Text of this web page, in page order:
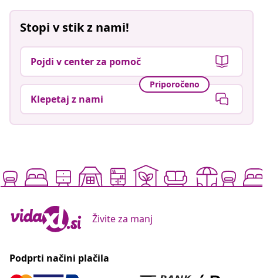
Stopi v stik z nami!
Pojdi v center za pomoč
Priporočeno
Klepetaj z nami
Živite za manj
Podprti načini plačila